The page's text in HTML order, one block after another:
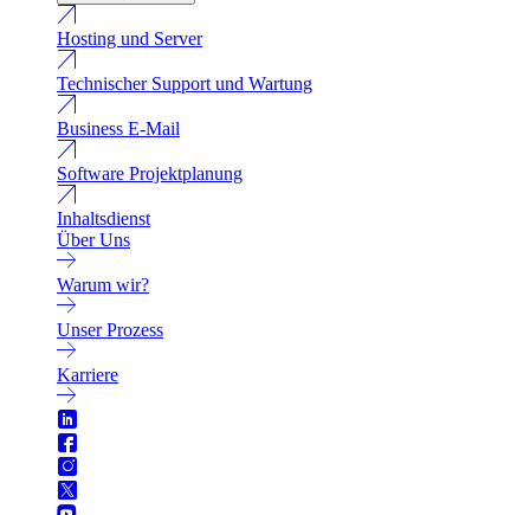
Hosting und Server
Technischer Support und Wartung
Business E-Mail
Software Projektplanung
Inhaltsdienst
Über Uns
Warum wir?
Unser Prozess
Karriere